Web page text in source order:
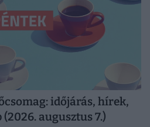
időjárás, hírek,
augusztus 7.)